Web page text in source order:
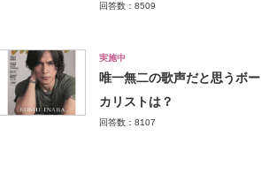
回答数：8509
実施中
唯一無二の歌声だと思うボー
カリストは？
回答数：8107